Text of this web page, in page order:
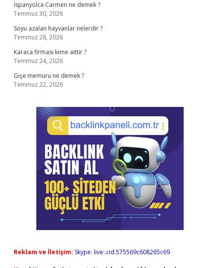
İspanyolca Carmen ne demek ?
Temmuz 30, 2026
Soyu azalan hayvanlar nelerdir ?
Temmuz 28, 2026
Karaca firması kime aittir ?
Temmuz 24, 2026
Gişe memuru ne demek ?
Temmuz 22, 2026
Reklam ve İletişim: Skype: live:.cid.575569c608265c69